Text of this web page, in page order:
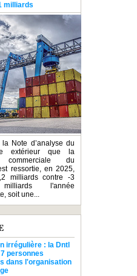
milliards
Note d’analyse du
extérieur que la
commerciale du
ressortie, en 2025,
milliards contre -3
l'année
soit une...
irrégulière : la Dntl
personnes
dans l'organisation